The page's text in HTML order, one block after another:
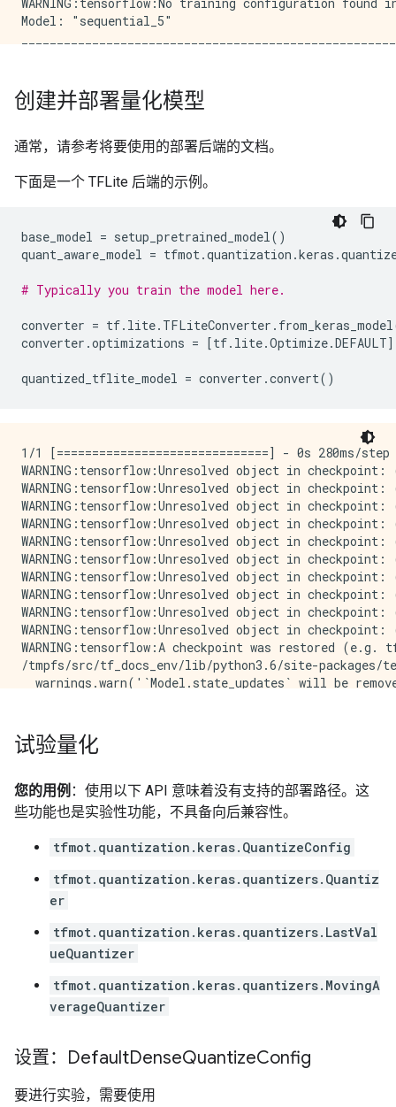
Model: "sequential_5"
quantize_layer_4 (QuantizeLa (None, 20)
Non-trainable params: 9
创建并部署量化模型
通常，请参考将要使用的部署后端的文档。
下面是一个 TFLite 后端的示例。
base_model = setup_pretrained_model()
quant_aware_model = tfmot.quantization .keras .
# Typically you train the model here.
converter = tf. lite. TFLiteConverter . from_keras_model
converter .optimizations = [tf. lite.Optimize.DEFAULT]
quantized_tflite_model = converter .convert()
1/1 [==============================] - 0s
WARNING:tensorflow:Unresolved object in
WARNING:tensorflow:Unresolved object in
WARNING:tensorflow:Unresolved object in
WARNING:tensorflow:Unresolved object in
WARNING:tensorflow:Unresolved object in
WARNING:tensorflow:Unresolved object in
WARNING:tensorflow:Unresolved object in
WARNING:tensorflow:Unresolved object in
WARNING:tensorflow:Unresolved object in
WARNING:tensorflow:Unresolved object in
WARNING:tensorflow:A checkpoint was restored
/tmpfs/src/tf_docs_env/lib/python3.6/site-packages/
warnings.warn('`Model.state_updates` will be
WARNING:absl:Found untraced functions such as
INFO:tensorflow:Assets written to: /tmp/
试验量化
您的用例 ：使用以下 API 意味着没有支持的部署路径。这
些功能也是实验性功能，不具备向后兼容性。
tfmot.quantization.keras.QuantizeConfig
tfmot.quantization.keras.quantizers.Quantiz
er
tfmot.quantization.keras.quantizers.LastVal
ueQuantizer
tfmot.quantization.keras.quantizers.MovingA
verageQuantizer
设置：DefaultDenseQuantizeConfig
要进行实验，需要使用